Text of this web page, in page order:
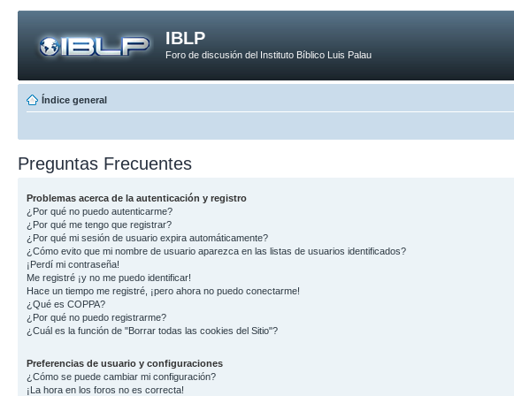
IBLP
Foro de discusión del Instituto Bíblico Luis Palau
Índice general
Preguntas Frecuentes
Problemas acerca de la autenticación y registro
¿Por qué no puedo autenticarme?
¿Por qué me tengo que registrar?
¿Por qué mi sesión de usuario expira automáticamente?
¿Cómo evito que mi nombre de usuario aparezca en las listas de usuarios identificados?
¡Perdí mi contraseña!
Me registré ¡y no me puedo identificar!
Hace un tiempo me registré, ¡pero ahora no puedo conectarme!
¿Qué es COPPA?
¿Por qué no puedo registrarme?
¿Cuál es la función de "Borrar todas las cookies del Sitio"?
Preferencias de usuario y configuraciones
¿Cómo se puede cambiar mi configuración?
¡La hora en los foros no es correcta!